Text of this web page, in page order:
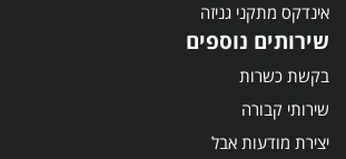
אינדקס מתקני גניזה
שירותים נוספים
בקשת כשרות
שירותי קבורה
יצירת מודעות אבל